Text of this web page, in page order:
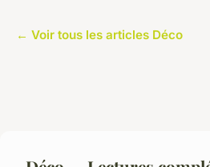
← Voir tous les articles Déco